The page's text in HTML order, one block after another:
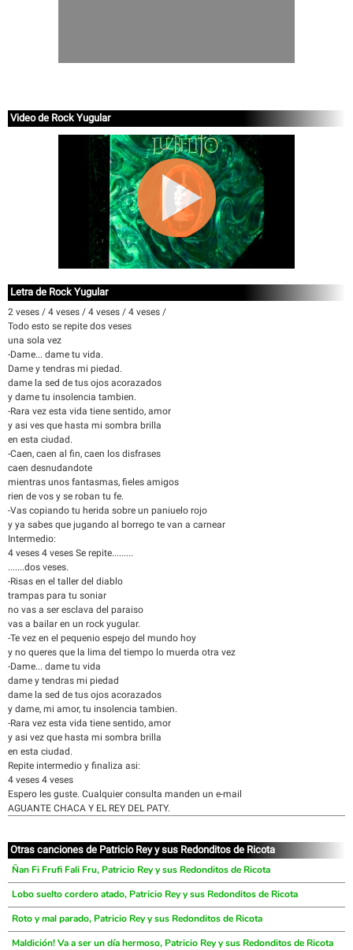
Video de Rock Yugular
Letra de Rock Yugular
2 veses / 4 veses / 4 veses / 4 veses /
Todo esto se repite dos veses
una sola vez
-Dame... dame tu vida.
Dame y tendras mi piedad.
dame la sed de tus ojos acorazados
y dame tu insolencia tambien.
-Rara vez esta vida tiene sentido, amor
y asi ves que hasta mi sombra brilla
en esta ciudad.
-Caen, caen al fin, caen los disfrases
caen desnudandote
mientras unos fantasmas, fieles amigos
rien de vos y se roban tu fe.
-Vas copiando tu herida sobre un paniuelo rojo
y ya sabes que jugando al borrego te van a carnear
Intermedio:
4 veses 4 veses Se repite.........
.......dos veses.
-Risas en el taller del diablo
trampas para tu soniar
no vas a ser esclava del paraiso
vas a bailar en un rock yugular.
-Te vez en el pequenio espejo del mundo hoy
y no queres que la lima del tiempo lo muerda otra vez
-Dame... dame tu vida
dame y tendras mi piedad
dame la sed de tus ojos acorazados
y dame, mi amor, tu insolencia tambien.
-Rara vez esta vida tiene sentido, amor
y asi vez que hasta mi sombra brilla
en esta ciudad.
Repite intermedio y finaliza asi:
4 veses 4 veses
Espero les guste. Cualquier consulta manden un e-mail
AGUANTE CHACA Y EL REY DEL PATY.
Otras canciones de Patricio Rey y sus Redonditos de Ricota
Ñan Fi Frufi Fali Fru, Patricio Rey y sus Redonditos de Ricota
Lobo suelto cordero atado, Patricio Rey y sus Redonditos de Ricota
Roto y mal parado, Patricio Rey y sus Redonditos de Ricota
Maldición! Va a ser un día hermoso, Patricio Rey y sus Redonditos de Ricota